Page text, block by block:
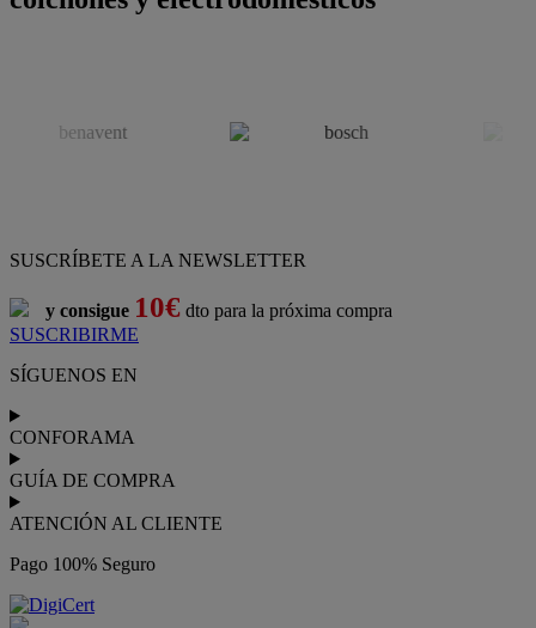
SUSCRÍBETE A LA NEWSLETTER
y consigue 10€ dto para la próxima compra
SUSCRIBIRME
SÍGUENOS EN
CONFORAMA
GUÍA DE COMPRA
ATENCIÓN AL CLIENTE
Pago 100% Seguro